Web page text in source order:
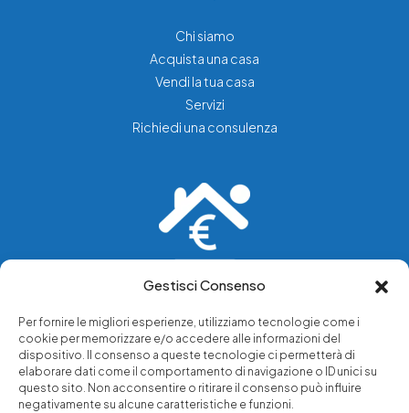
Gestisci Consenso
Per fornire le migliori esperienze, utilizziamo tecnologie come i
cookie per memorizzare e/o accedere alle informazioni del
dispositivo. Il consenso a queste tecnologie ci permetterà di
elaborare dati come il comportamento di navigazione o ID unici su
questo sito. Non acconsentire o ritirare il consenso può influire
negativamente su alcune caratteristiche e funzioni.
Chi siamo
Acquista una casa
Vendi la tua casa
Servizi
Richiedi una consulenza
Chi siamo
Servizi di tutela legale
Notizie e approfondimenti